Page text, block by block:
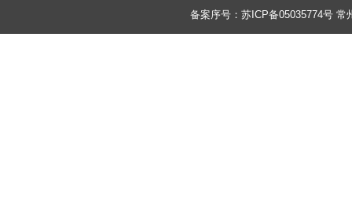
备案序号： 苏ICP备05035774号 常